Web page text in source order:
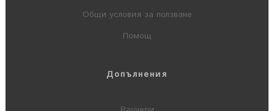
Общи условия за ползване
Помощ
Допълнения